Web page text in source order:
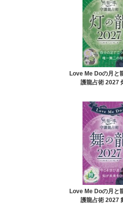
Love Me Doの月と
護龍占術 2027
Love Me Doの月と
護龍占術 2027